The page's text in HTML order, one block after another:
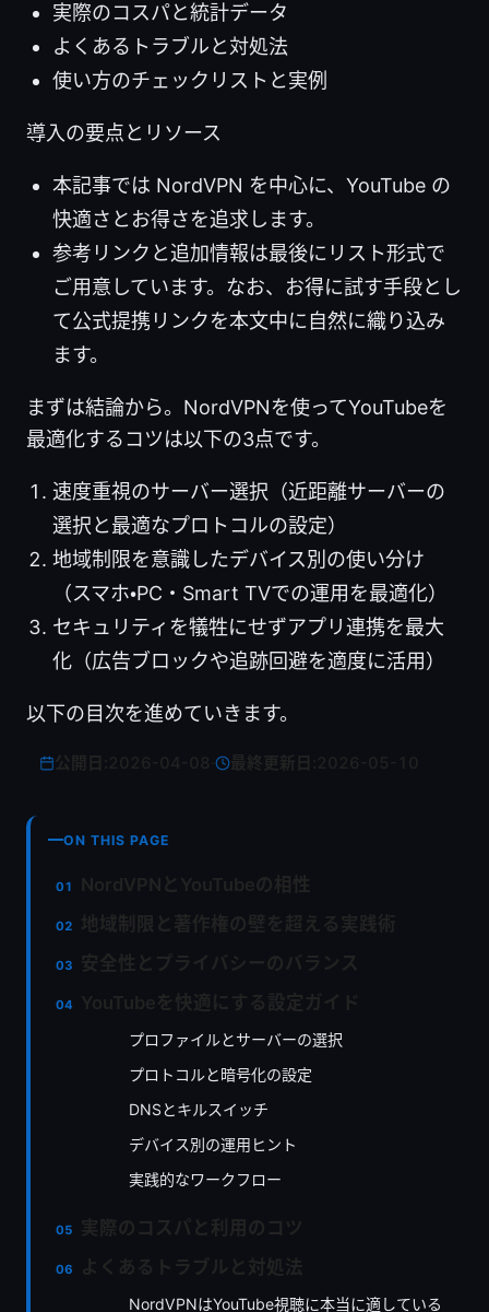
実際のコスパと統計データ
よくあるトラブルと対処法
使い方のチェックリストと実例
導入の要点とリソース
本記事では NordVPN を中心に、YouTube の
快適さとお得さを追求します。
参考リンクと追加情報は最後にリスト形式で
ご用意しています。なお、お得に試す手段とし
て公式提携リンクを本文中に自然に織り込み
ます。
まずは結論から。NordVPNを使ってYouTubeを
最適化するコツは以下の3点です。
速度重視のサーバー選択（近距離サーバーの
選択と最適なプロトコルの設定）
地域制限を意識したデバイス別の使い分け
（スマホ・PC・Smart TVでの運用を最適化）
セキュリティを犠牲にせずアプリ連携を最大
化（広告ブロックや追跡回避を適度に活用）
以下の目次を進めていきます。
最終更新日:
ON THIS PAGE
プロファイルとサーバーの選択
プロトコルと暗号化の設定
DNSとキルスイッチ
デバイス別の運用ヒント
実践的なワークフロー
NordVPNはYouTube視聴に本当に適している